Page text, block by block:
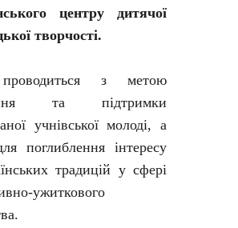
центру дитячої
творчості.
з метою
та підтримки
учнівської молоді, а
поглиблення інтересу
традицій у сфері
ужиткового